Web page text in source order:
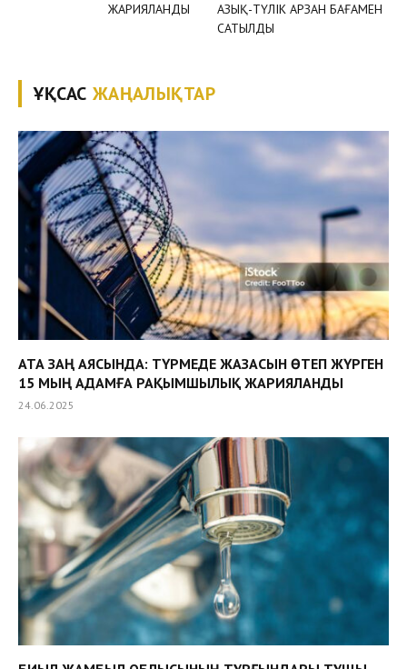
ЖАРИЯЛАНДЫ
АЗЫҚ-ТҮЛІК АРЗАН БАҒАМЕН
САТЫЛДЫ
ҰҚСАС ЖАҢАЛЫҚТАР
АТА ЗАҢ АЯСЫНДА: ТҮРМЕДЕ ЖАЗАСЫН ӨТЕП ЖҮРГЕН
15 МЫҢ АДАМҒА РАҚЫМШЫЛЫҚ ЖАРИЯЛАНДЫ
24.06.2025